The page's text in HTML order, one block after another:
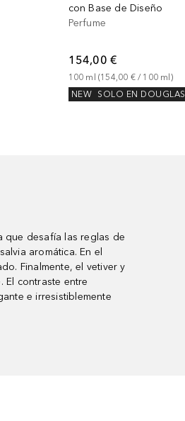
con Base de Diseño
Perfume
154,00 €
100 ml (154,00 € / 100 ml )
NEW
SOLO EN DOUGLAS
que desafía las reglas de
aromática. En el
Finalmente, el vetiver y
El contraste entre
e irresistiblemente